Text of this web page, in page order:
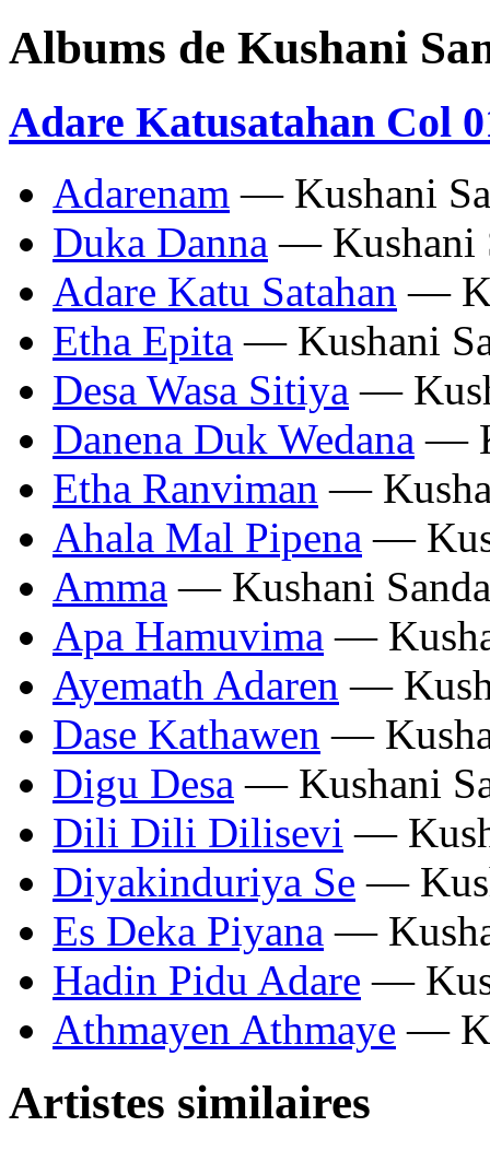
Albums de Kushani
Adare Katusatahan Col
Adarenam — Kushani
Duka Danna — Kushani
Adare Katu Satahan —
Etha Epita — Kushani
Desa Wasa Sitiya —
Danena Duk Wedana —
Etha Ranviman —
Ahala Mal Pipena —
Amma — Kushani
Apa Hamuvima —
Ayemath Adaren —
Dase Kathawen —
Digu Desa — Kushani
Dili Dili Dilisevi —
Diyakinduriya Se —
Es Deka Piyana —
Hadin Pidu Adare —
Athmayen Athmaye —
Artistes similaires